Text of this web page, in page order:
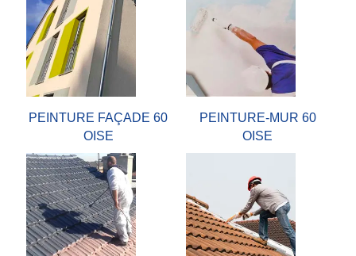
PEINTURE FAÇADE 60
OISE
PEINTURE-MUR 60
OISE